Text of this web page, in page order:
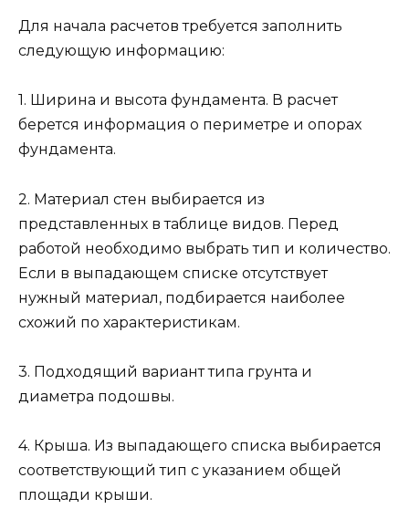
Для начала расчетов требуется заполнить
следующую информацию:
1. Ширина и высота фундамента. В расчет
берется информация о периметре и опорах
фундамента.
2. Материал стен выбирается из
представленных в таблице видов. Перед
работой необходимо выбрать тип и количество.
Если в выпадающем списке отсутствует
нужный материал, подбирается наиболее
схожий по характеристикам.
3. Подходящий вариант типа грунта и
диаметра подошвы.
4. Крыша. Из выпадающего списка выбирается
соответствующий тип с указанием общей
площади крыши.